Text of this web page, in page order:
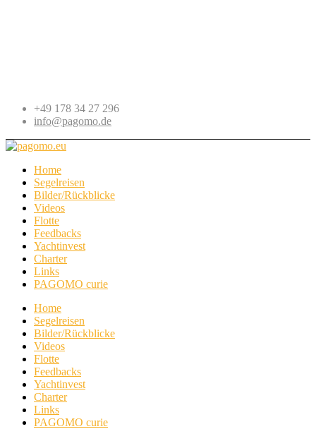
+49 178 34 27 296
info@pagomo.de
Home
Segelreisen
Bilder/Rückblicke
Videos
Flotte
Feedbacks
Yachtinvest
Charter
Links
PAGOMO curie
Home
Segelreisen
Bilder/Rückblicke
Videos
Flotte
Feedbacks
Yachtinvest
Charter
Links
PAGOMO curie